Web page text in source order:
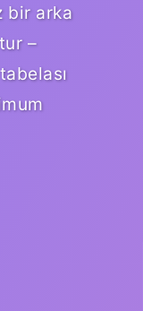
bir arka
–